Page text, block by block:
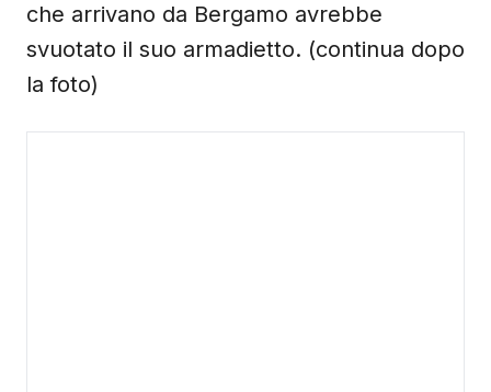
che arrivano da Bergamo avrebbe
svuotato il suo armadietto. (continua dopo
la foto)